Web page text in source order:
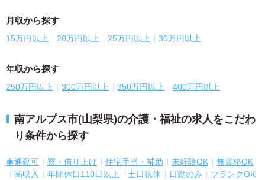
月収から探す
15万円以上 20万円以上 25万円以上 30万円以上
年収から探す
250万円以上 300万円以上 350万円以上 400万円以上
南アルプス市(山梨県)の介護・福祉の求人をこだわ
り条件から探す
車通勤可 寮・借り上げ 住宅手当・補助 未経験OK
無資格OK
高収入
年間休日110日以上 土日祝休 日勤のみ
ブランクOK